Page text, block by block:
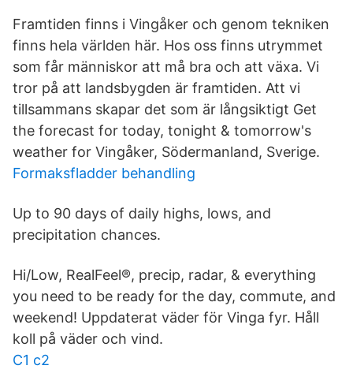
Framtiden finns i Vingåker och genom tekniken
finns hela världen här. Hos oss finns utrymmet
som får människor att må bra och att växa. Vi
tror på att landsbygden är framtiden. Att vi
tillsammans skapar det som är långsiktigt Get
the forecast for today, tonight & tomorrow's
weather for Vingåker, Södermanland, Sverige.
Formaksfladder behandling
Up to 90 days of daily highs, lows, and
precipitation chances.
Hi/Low, RealFeel®, precip, radar, & everything
you need to be ready for the day, commute, and
weekend! Uppdaterat väder för Vinga fyr. Håll
koll på väder och vind.
C1 c2